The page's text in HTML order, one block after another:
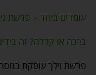
עומדים ביחד – פרשת
ברכה או קללה? זה
פרשת וילך עוסקת